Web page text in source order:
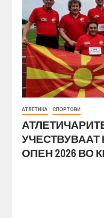
АТЛЕТИКА СПОРТОВИ
УЧЕСТВУВААТ
ОПЕН 2026 ВО